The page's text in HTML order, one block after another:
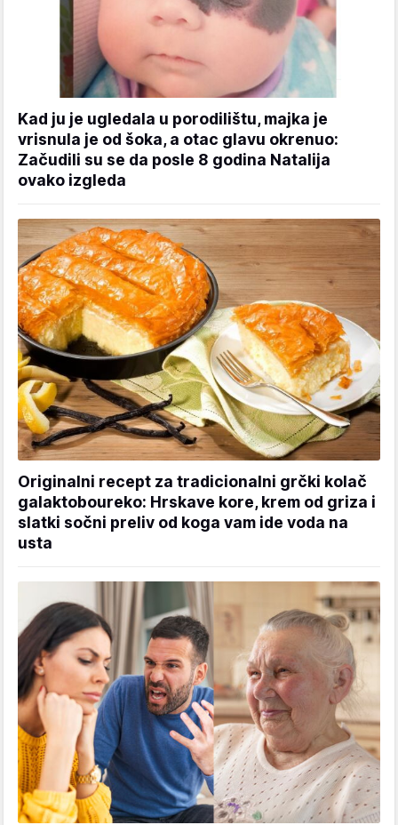
Kad ju je ugledala u porodilištu, majka je
vrisnula je od šoka, a otac glavu okrenuo:
Začudili su se da posle 8 godina Natalija
ovako izgleda
Originalni recept za tradicionalni grčki kolač
galaktoboureko: Hrskave kore, krem od griza i
slatki sočni preliv od koga vam ide voda na
usta